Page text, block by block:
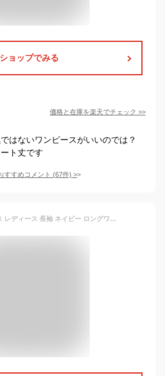
ショップでみる
価格と在庫を楽天でチェック >>
はないワンピースがいいのでは？
ト丈です
すすめコメント (67件) >
一部即納 ワンピース レディース 長袖 ネイビー ロングワンピース 春 秋 冬 きれいめ ママ Aライン ハイウエスト ドレス セレモニー 女子会 着痩せ フォーマル ロング丈 マキシ丈 上品 エレガント 同窓会 パーティードレス 卒業式